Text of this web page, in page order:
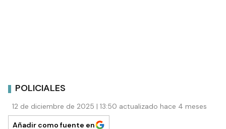
POLICIALES
12 de diciembre de 2025 | 13:50 actualizado hace 4 meses
Añadir como fuente en